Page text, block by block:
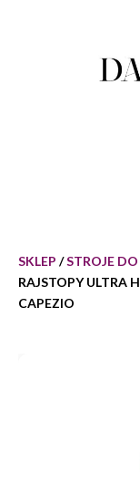
SKLEP /STROJE
RAJSTOPY ULTRA
CAPEZIO